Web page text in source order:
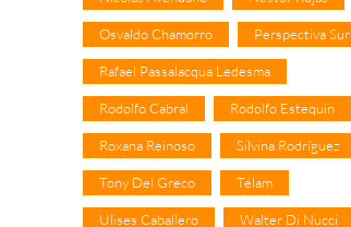
Osvaldo Chamorro Perspectiva Sur
Rafael Passalacqua Ledesma
Rodolfo Cabral Rodolfo Estequin
Roxana Reinoso Silvina Rodríguez
Tony Del Greco Télam
Ulises Caballero Walter Di Nucci